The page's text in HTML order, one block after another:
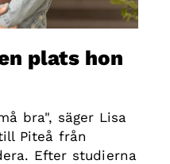
plats hon
bra", säger Lisa
Piteå från
Efter studierna